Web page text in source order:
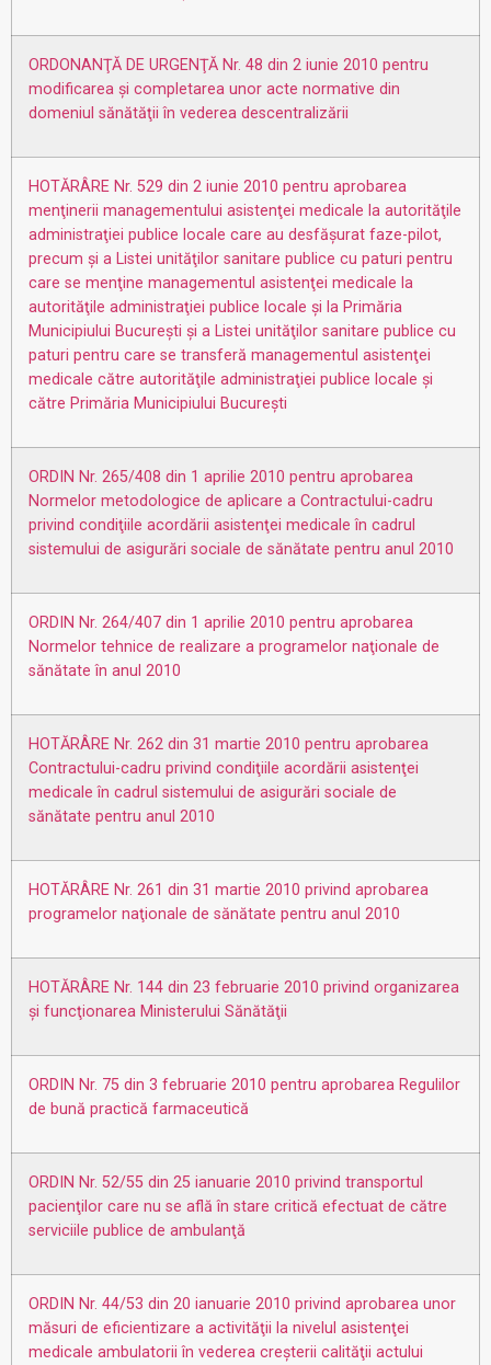
ORDONANŢĂ DE URGENŢĂ Nr. 48 din 2 iunie 2010 pentru
modificarea şi completarea unor acte normative din
domeniul sănătăţii în vederea descentralizării
HOTĂRÂRE Nr. 529 din 2 iunie 2010 pentru aprobarea
menţinerii managementului asistenţei medicale la autorităţile
administraţiei publice locale care au desfăşurat faze-pilot,
precum şi a Listei unităţilor sanitare publice cu paturi pentru
care se menţine managementul asistenţei medicale la
autorităţile administraţiei publice locale şi la Primăria
Municipiului Bucureşti şi a Listei unităţilor sanitare publice cu
paturi pentru care se transferă managementul asistenţei
medicale către autorităţile administraţiei publice locale şi
către Primăria Municipiului Bucureşti
ORDIN Nr. 265/408 din 1 aprilie 2010 pentru aprobarea
Normelor metodologice de aplicare a Contractului-cadru
privind condiţiile acordării asistenţei medicale în cadrul
sistemului de asigurări sociale de sănătate pentru anul 2010
ORDIN Nr. 264/407 din 1 aprilie 2010 pentru aprobarea
Normelor tehnice de realizare a programelor naţionale de
sănătate în anul 2010
HOTĂRÂRE Nr. 262 din 31 martie 2010 pentru aprobarea
Contractului-cadru privind condiţiile acordării asistenţei
medicale în cadrul sistemului de asigurări sociale de
sănătate pentru anul 2010
HOTĂRÂRE Nr. 261 din 31 martie 2010 privind aprobarea
programelor naţionale de sănătate pentru anul 2010
HOTĂRÂRE Nr. 144 din 23 februarie 2010 privind organizarea
şi funcţionarea Ministerului Sănătăţii
ORDIN Nr. 75 din 3 februarie 2010 pentru aprobarea Regulilor
de bună practică farmaceutică
ORDIN Nr. 52/55 din 25 ianuarie 2010 privind transportul
pacienţilor care nu se află în stare critică efectuat de către
serviciile publice de ambulanţă
ORDIN Nr. 44/53 din 20 ianuarie 2010 privind aprobarea unor
măsuri de eficientizare a activităţii la nivelul asistenţei
medicale ambulatorii în vederea creşterii calităţii actului